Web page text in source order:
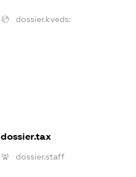
dossier.kveds:
dossier.tax
dossier.staff